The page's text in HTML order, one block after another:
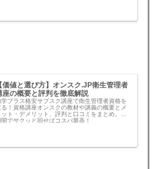
【価値と選び方】オンスク.JP衛生管理者
座の概要と評判を徹底解説
学プラス格安サブスク講座で衛生管理者資格を
る！資格講座オンスクの教材や講義の概要とメ
ット・デメリット、評判と口コミをまとめ。短
間でサクッと回せばコスパ最高！